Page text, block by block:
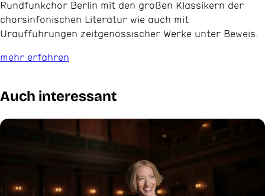
Rundfunkchor Berlin mit den großen Klassikern der
chorsinfonischen Literatur wie auch mit
Uraufführungen zeitgenössischer Werke unter Beweis.
mehr erfahren
Auch interessant